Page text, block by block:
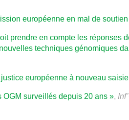
européenne en mal de
prendre en compte les réponses
techniques génomiques
européenne à nouveau
OGM surveillés depuis 20 ans »,